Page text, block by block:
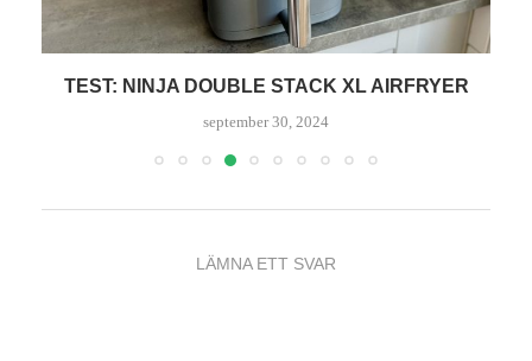
KAN MAN ÄTA I EN AIRFRYER?
juni 7, 2024
LÄMNA ETT SVAR